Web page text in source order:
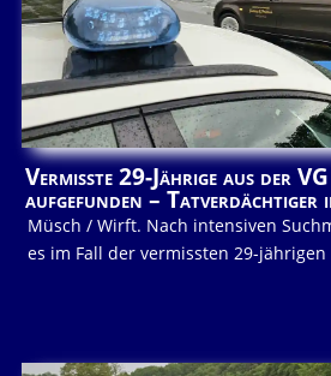
Vermisste 29-Jährige aus der
aufgefunden –
Müsch / Wirft. Nach intensiven
es im Fall der vermissten 29-jährigen